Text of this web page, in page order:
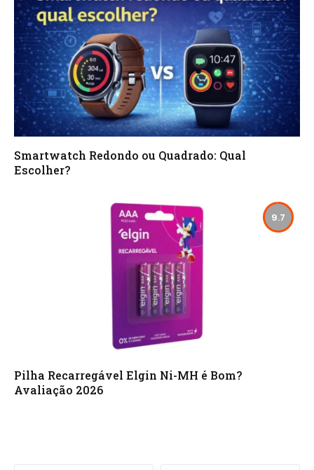
Smartwatch Redondo ou Quadrado: Qual
Escolher?
9.7
Pilha Recarregável Elgin Ni-MH é Bom?
Avaliação 2026